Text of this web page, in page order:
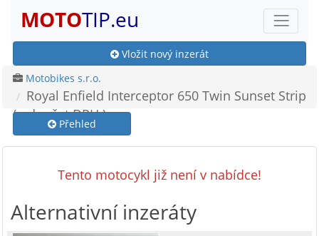
MOTOTIP.eu
Vložit nový inzerát
Motobikes s.r.o.
Royal Enfield Interceptor 650 Twin Sunset Strip
( odpočet DPH )
Přehled
Tento motocykl již není v nabídce!
Alternativní inzeráty